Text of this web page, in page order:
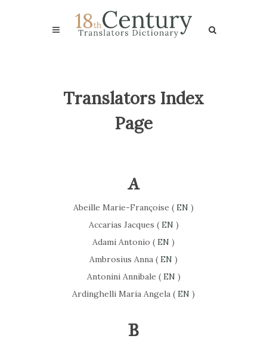
Translators Index
Page
A
Abeille Marie-Françoise ( EN )
Accarias Jacques ( EN )
Adami Antonio ( EN )
Ambrosius Anna ( EN )
Antonini Annibale ( EN )
Ardinghelli Maria Angela ( EN )
B